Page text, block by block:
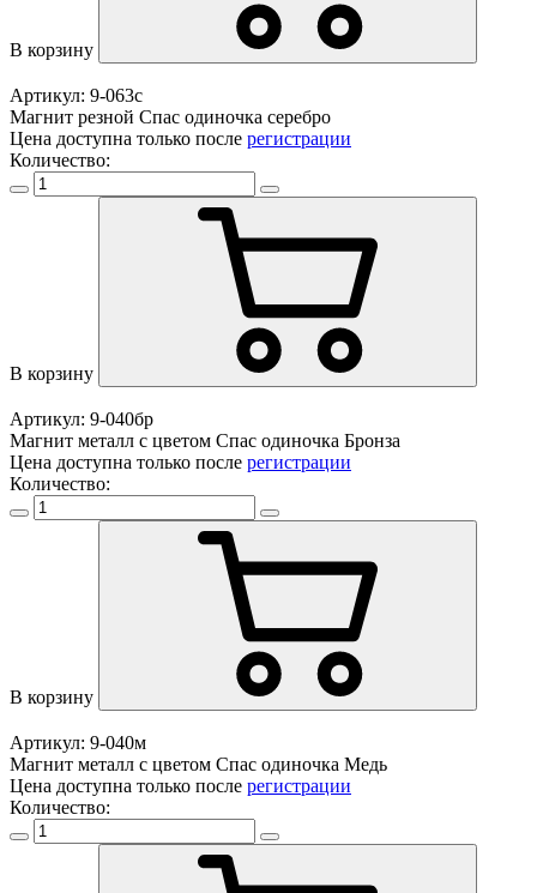
В корзину
Артикул: 9-063с
Магнит резной Спас одиночка серебро
Цена доступна только после регистрации
Количество:
В корзину
Артикул: 9-040бр
Магнит металл с цветом Спас одиночка Бронза
Цена доступна только после регистрации
Количество:
В корзину
Артикул: 9-040м
Магнит металл с цветом Спас одиночка Медь
Цена доступна только после регистрации
Количество: